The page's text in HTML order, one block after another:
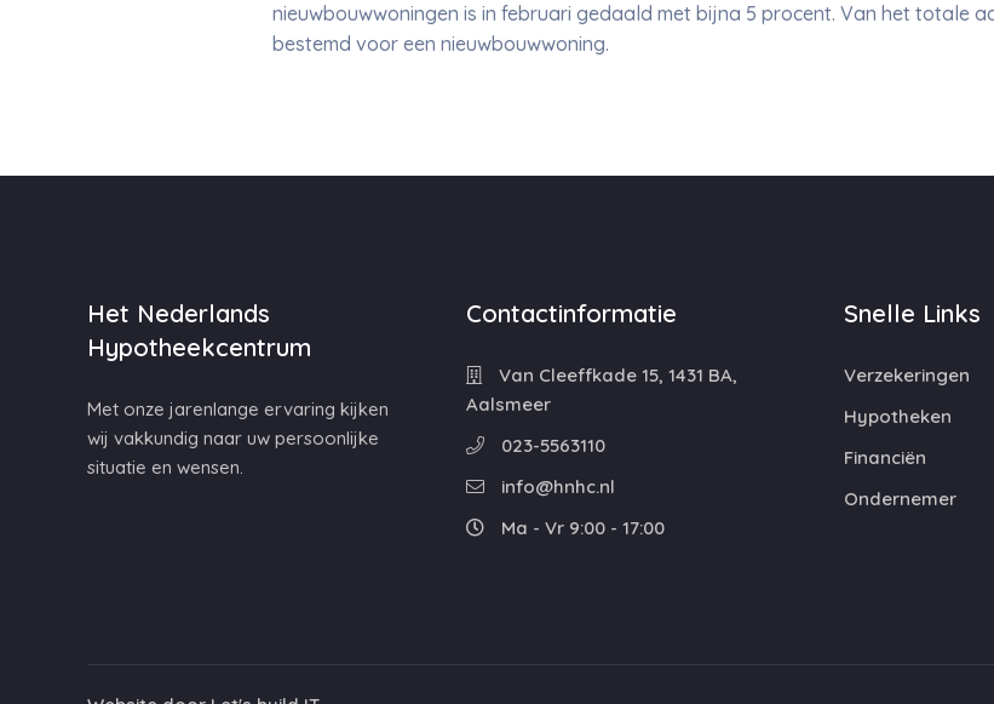
nieuwbouwwoningen is in februari gedaald met bijna 5 procent. Van het totale
bestemd voor een nieuwbouwwoning.
Het Nederlands
Hypotheekcentrum
Met onze jarenlange ervaring kijken
wij vakkundig naar uw persoonlijke
situatie en wensen.
Contactinformatie
Van Cleeffkade 15, 1431 BA,
Aalsmeer
023-5563110
info@hnhc.nl
Ma - Vr 9:00 - 17:00
Snelle Links
Verzekeringen
Hypotheken
Financiën
Ondernemer